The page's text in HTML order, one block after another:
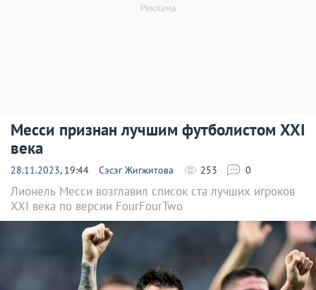
Месси признан лучшим футболистом XXI
века
28.11.2023, 19:44 Сэсэг Жигжитова 253 0
Лионель Месси возглавил список ста лучших игроков
XXI века по версии FourFourTwo